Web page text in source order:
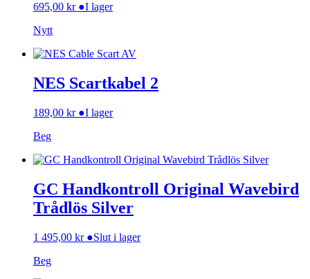
695,00 kr ●I lager
Nytt
NES Scartkabel 2
189,00 kr ●I lager
Beg
GC Handkontroll Original Wavebird
Trådlös Silver
1 495,00 kr ●Slut i lager
Beg